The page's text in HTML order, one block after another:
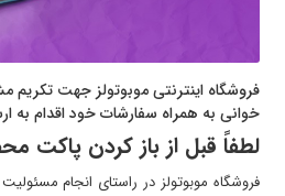
فروشگاه اینترنتی موبوتولز جهت
خوانی به همراه سفارشات خود اقدام به
لطفاً قبل از باز کردن پاکت
فروشگاه موبوتولز در راستای انجام